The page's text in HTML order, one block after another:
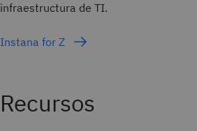
infraestructura de TI.
Instana for Z
Recursos